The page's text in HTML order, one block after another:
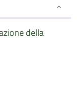
della